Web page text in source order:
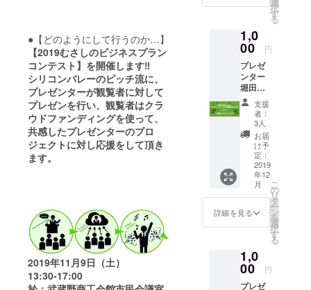
●【どのようにして行うのか…】
【2019むさしのビジネスプラン
コンテスト】を開催します‼
シリコンバレーのピッチ流に、
プレゼンターが観覧者に対して
プレゼンを行い、観覧者はクラ
ウドファンディングを使って、
共感したプレゼンターのプロ
ジェクトに対し応援をして頂き
ます。
2019年11月9日（土）
13:30-17:00
商工会議
所・武蔵野
市開発公
社・日本政
策金融公
庫・多摩信
用金庫・西
武信用金庫
と創業支援
の連携をし
ている。
東京都の創
業サポート
事業で創業
ザーを務め
ている。
択
す
る
1,0
00 円
プレゼ
ンター
堀田周
江様よ
り、心
を込め
て御礼
メール
を差し
上げま
す。
支援
者：
3人
お届
け予
定：
2019
年12
月
詳細を見る
こ
の
リ
タ
ー
ン
を
選
択
す
る
1,0
00 円
プレゼ